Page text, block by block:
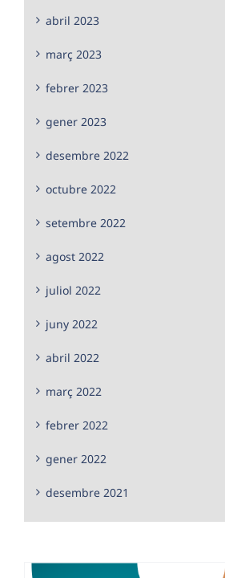
abril 2023
març 2023
febrer 2023
gener 2023
desembre 2022
octubre 2022
setembre 2022
agost 2022
juliol 2022
juny 2022
abril 2022
març 2022
febrer 2022
gener 2022
desembre 2021